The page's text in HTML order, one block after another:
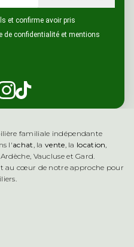
et confirme avoir pris
de confidentialité et mentions
Home Sun
Retrouver Home Sun
familiale indépendante
l'achat, lavente, la location,
Vaucluse et Gard.
au cœur de notre approche pour
Sun Immobilier sur
Home Sun Immobilier